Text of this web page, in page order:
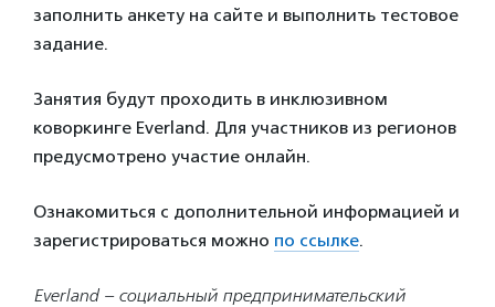
заполнить анкету на сайте и выполнить тестовое
задание.
Занятия будут проходить в инклюзивном
коворкинге Everland. Для участников из регионов
предусмотрено участие онлайн.
Ознакомиться с дополнительной информацией и
зарегистрироваться можно по ссылке.
Everland – социальный предпринимательский